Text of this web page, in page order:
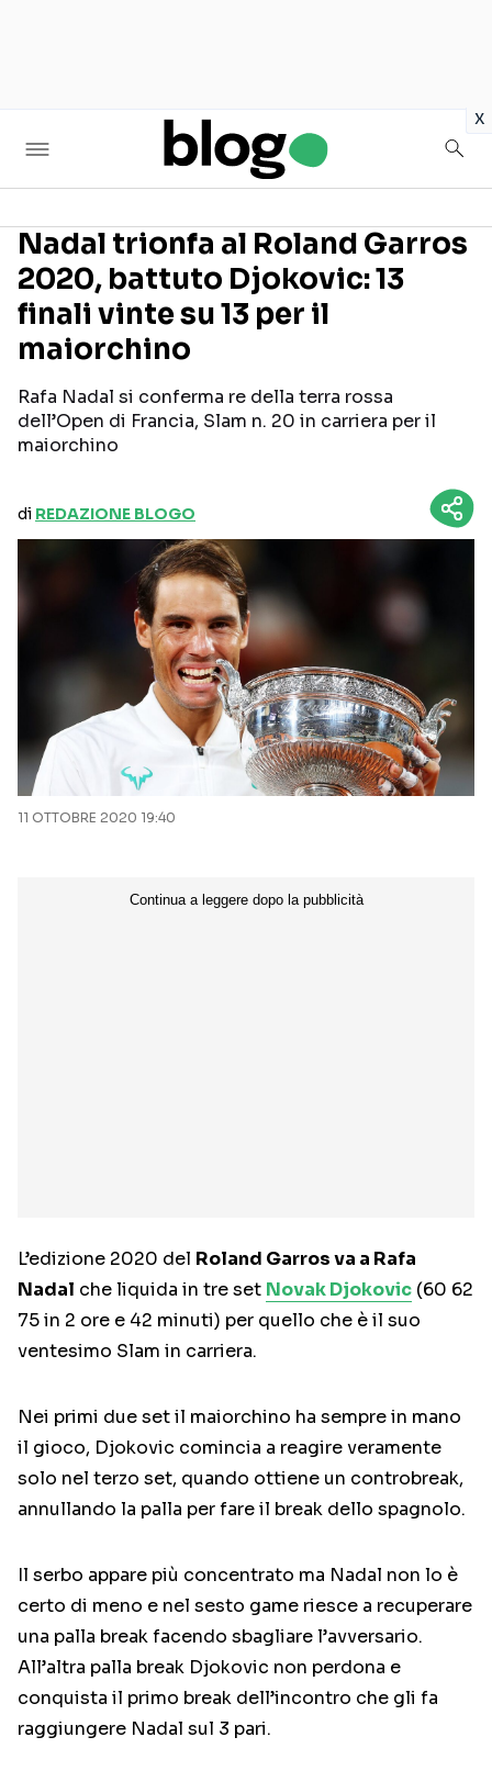
x
Seguici sui social
Nadal trionfa al Roland Garros
2020, battuto Djokovic: 13
finali vinte su 13 per il
maiorchino
Rafa Nadal si conferma re della terra rossa
dell’Open di Francia, Slam n. 20 in carriera per il
maiorchino
di REDAZIONE BLOGO
11 OTTOBRE 2020 19:40
L’edizione 2020 del Roland Garros va a Rafa
Nadal che liquida in tre set Novak Djokovic (60 62
75 in 2 ore e 42 minuti) per quello che è il suo
ventesimo Slam in carriera.
Nei primi due set il maiorchino ha sempre in mano
il gioco, Djokovic comincia a reagire veramente
solo nel terzo set, quando ottiene un controbreak,
annullando la palla per fare il break dello spagnolo.
Il serbo appare più concentrato ma Nadal non lo è
certo di meno e nel sesto game riesce a recuperare
una palla break facendo sbagliare l’avversario.
All’altra palla break Djokovic non perdona e
conquista il primo break dell’incontro che gli fa
raggiungere Nadal sul 3 pari.